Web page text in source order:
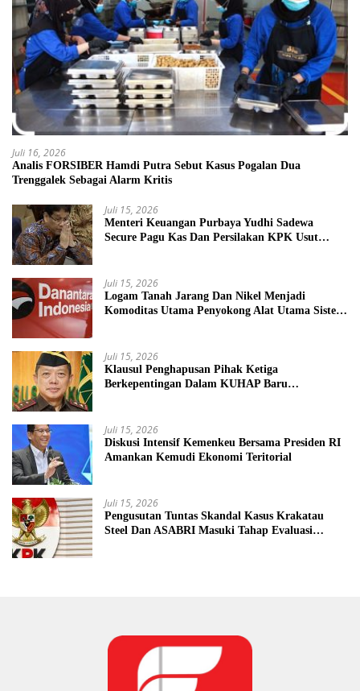
Juli 16, 2026
Analis FORSIBER Hamdi Putra Sebut Kasus Pogalan Dua
Trenggalek Sebagai Alarm Kritis
Juli 15, 2026
Menteri Keuangan Purbaya Yudhi Sadewa
Secure Pagu Kas Dan Persilakan KPK Usut
Juli 15, 2026
Logam Tanah Jarang Dan Nikel Menjadi
Komoditas Utama Penyokong Alat Utama Sistem
Juli 15, 2026
Klausul Penghapusan Pihak Ketiga
Berkepentingan Dalam KUHAP Baru
Juli 15, 2026
Diskusi Intensif Kemenkeu Bersama Presiden RI
Amankan Kemudi Ekonomi Teritorial
Juli 15, 2026
Pengusutan Tuntas Skandal Kasus Krakatau
Steel Dan ASABRI Masuki Tahap Evaluasi